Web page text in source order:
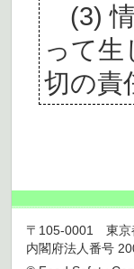
(3) 情
って生
切の責
〒105-0001 東京
内閣府法人番号